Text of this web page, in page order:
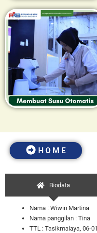
H O M E
Biodata
Nama : Wiwin Martina
Nama panggilan : Tina
TTL : Tasikmalaya, 06-